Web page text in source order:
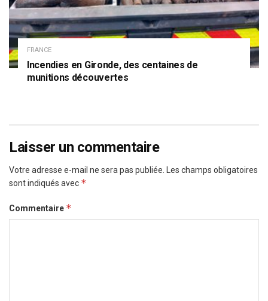
FRANCE
Incendies en Gironde, des centaines de
munitions découvertes
Laisser un commentaire
Votre adresse e-mail ne sera pas publiée.
Les champs obligatoires
sont indiqués avec *
Commentaire *